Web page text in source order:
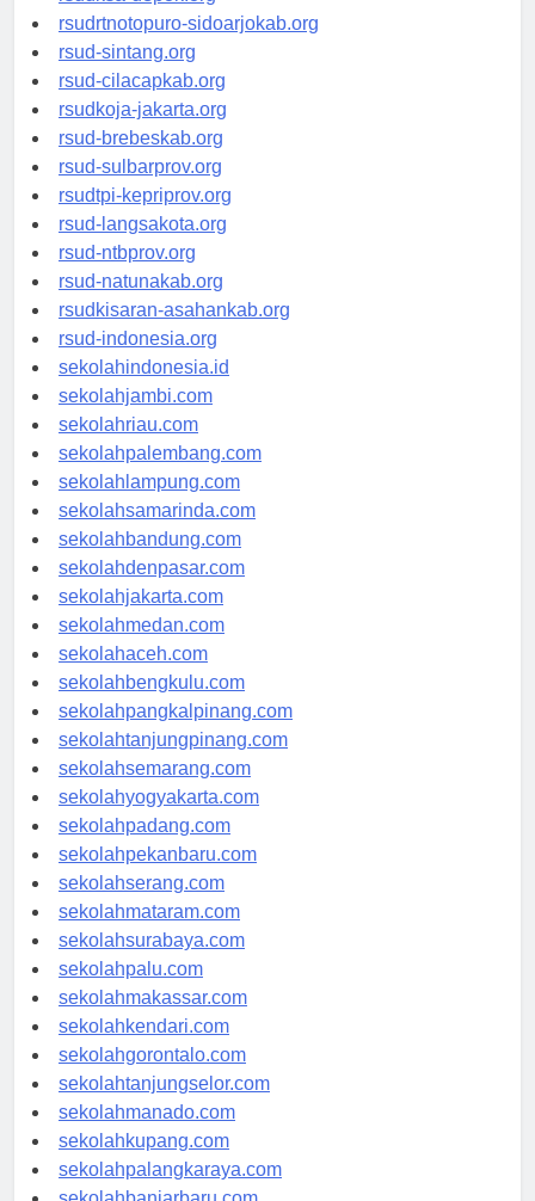
rsudksa-depok.org
rsudrtnotopuro-sidoarjokab.org
rsud-sintang.org
rsud-cilacapkab.org
rsudkoja-jakarta.org
rsud-brebeskab.org
rsud-sulbarprov.org
rsudtpi-kepriprov.org
rsud-langsakota.org
rsud-ntbprov.org
rsud-natunakab.org
rsudkisaran-asahankab.org
rsud-indonesia.org
sekolahindonesia.id
sekolahjambi.com
sekolahriau.com
sekolahpalembang.com
sekolahlampung.com
sekolahsamarinda.com
sekolahbandung.com
sekolahdenpasar.com
sekolahjakarta.com
sekolahmedan.com
sekolahaceh.com
sekolahbengkulu.com
sekolahpangkalpinang.com
sekolahtanjungpinang.com
sekolahsemarang.com
sekolahyogyakarta.com
sekolahpadang.com
sekolahpekanbaru.com
sekolahserang.com
sekolahmataram.com
sekolahsurabaya.com
sekolahpalu.com
sekolahmakassar.com
sekolahkendari.com
sekolahgorontalo.com
sekolahtanjungselor.com
sekolahmanado.com
sekolahkupang.com
sekolahpalangkaraya.com